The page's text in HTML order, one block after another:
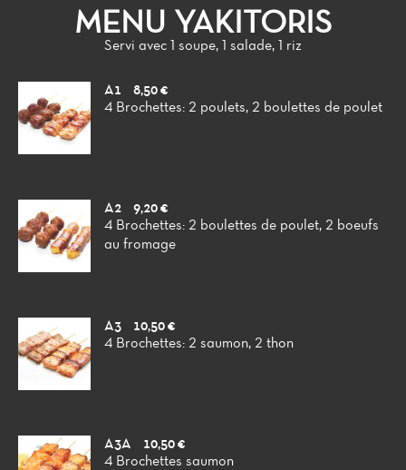
MENU YAKITORIS
Servi avec 1 soupe, 1 salade, 1 riz
A1
8,50 €
4 Brochettes: 2 poulets, 2 boulettes de poulet
A2
9,20 €
4 Brochettes: 2 boulettes de poulet, 2 boeufs
au fromage
A3
10,50 €
4 Brochettes: 2 saumon, 2 thon
A3A
10,50 €
4 Brochettes saumon